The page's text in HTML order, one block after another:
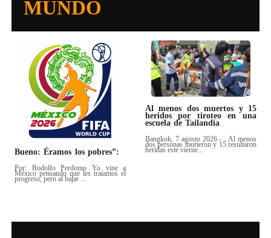
MUNDO
Bueno: Éramos los pobres”:
Por: Rodolfo Perdomo Yo vine a
México pensando que les traíamos el
progreso, pero al bajar ...
Al menos dos muertos y 15
heridos por tiroteo en una
escuela de Tailandia
Bangkok, 7 agosto 2026.- . Al menos
dos personas murieron y 15 resultaron
heridas este vierne...